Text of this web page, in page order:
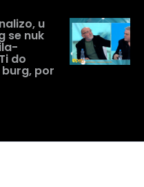
u
se nuk
do
burg, por